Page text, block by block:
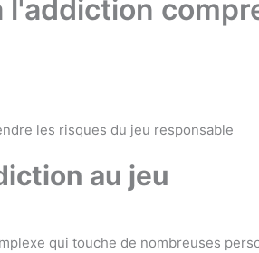
l'addiction
les risques du jeu responsable
au jeu
qui touche de nombreuses